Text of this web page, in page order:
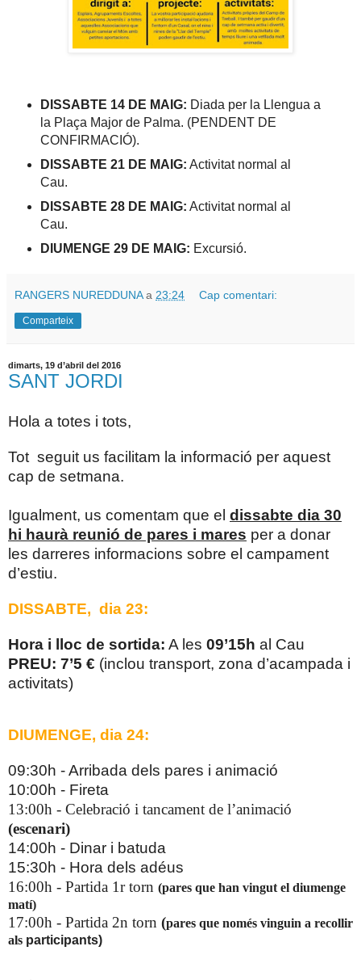
DISSABTE 14 DE MAIG: Diada per la Llengua a
la Plaça Major de Palma. (PENDENT DE
CONFIRMACIÓ).
DISSABTE 21 DE MAIG: Activitat normal al
Cau.
DISSABTE 28 DE MAIG: Activitat normal al
Cau.
DIUMENGE 29 DE MAIG: Excursió.
RANGERS NUREDDUNA a 23:24 Cap comentari:
Comparteix
dimarts, 19 d’abril del 2016
SANT JORDI
Hola a totes i tots,
Tot seguit us facilitam la informació per aquest
cap de setmana.
Igualment, us comentam que el dissabte dia 30
hi haurà reunió de pares i mares per a donar
les darreres informacions sobre el campament
d’estiu.
DISSABTE, dia 23:
Hora i lloc de sortida: A les 09’15h al Cau
PREU: 7’5 € (inclou transport, zona d’acampada i
activitats)
DIUMENGE, dia 24:
09:30h - Arribada dels pares i animació
10:00h - Fireta
13:00h - Celebració i tancament de l’animació
(escenari)
14:00h - Dinar i batuda
15:30h - Hora dels adéus
16:00h - Partida 1r torn (pares que han vingut el diumenge
matí)
17:00h - Partida 2n torn (pares que només vinguin a recollir
als participants)